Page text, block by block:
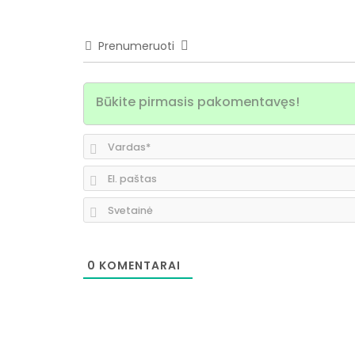
Prenumeruoti
0 KOMENTARAI